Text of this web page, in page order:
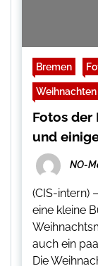
Bremen
Weihnachten
Fotos der
und
NO-
(CIS-intern)
eine kleine
auch ein
Die